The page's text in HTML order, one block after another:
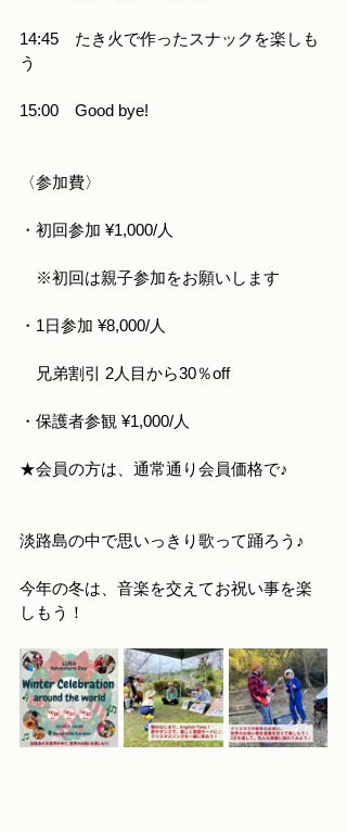
14:45　たき火で作ったスナックを楽しも
う
15:00　Good bye!
〈参加費〉
・初回参加 ¥1,000/人
※初回は親子参加をお願いします
・1日参加 ¥8,000/人
兄弟割引 2人目から30％off
・保護者参観 ¥1,000/人
★会員の方は、通常通り会員価格で♪
淡路島の中で思いっきり歌って踊ろう♪
今年の冬は、音楽を交えてお祝い事を楽
しもう！